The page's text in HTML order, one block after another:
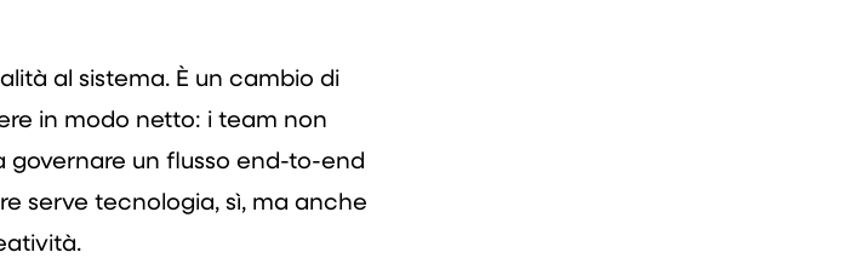
al sistema. È un cambio di
in modo netto: i team non
governare un flusso end-to-end
serve tecnologia, sì, ma anche